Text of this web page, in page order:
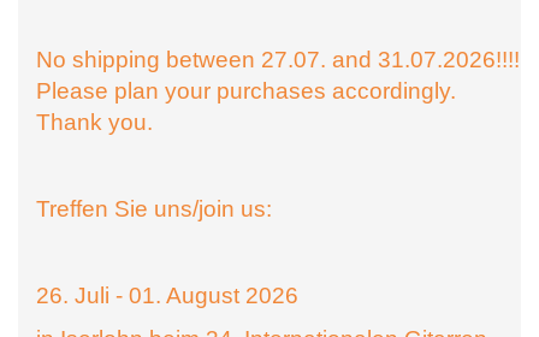
No shipping between 27.07. and 31.07.2026!!!!
Please plan your purchases accordingly.
Thank you.
Treffen Sie uns/join us:
26. Juli - 01. August 2026